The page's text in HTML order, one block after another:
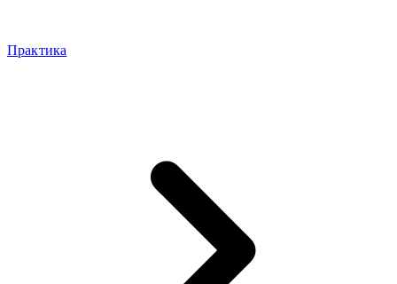
Практика